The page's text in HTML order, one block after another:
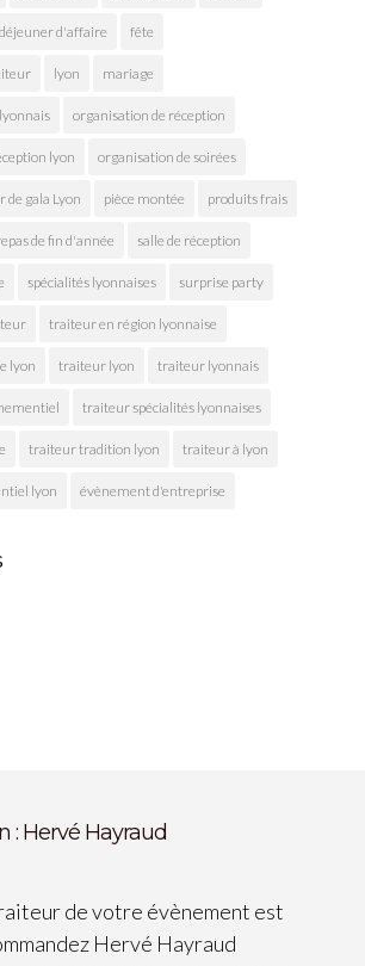
déjeuner d'affaire fête
lyon mariage
organisation de réception
lyon organisation de soirées
gala Lyon pièce montée produits frais
de fin d'année salle de réception
spécialités lyonnaises surprise party
traiteur en région lyonnaise
lyon traiteur lyon traiteur lyonnais
traiteur spécialités lyonnaises
traiteur tradition lyon traiteur à lyon
lyon évènement d'entreprise
: Hervé Hayraud
de votre évènement est
Hervé Hayraud